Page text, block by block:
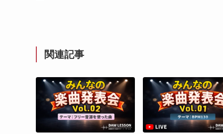
関連記事